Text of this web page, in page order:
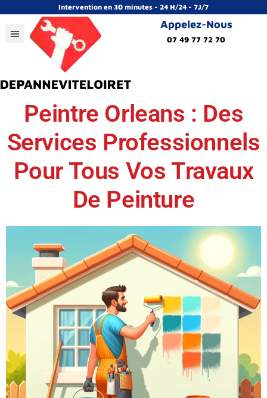
Intervention en 30 minutes - 24 H/24 - 7J/7
Appelez-Nous
07 49 77 72 70
Peintre Orleans : Des
Services Professionnels
Pour Tous Vos Travaux
De Peinture